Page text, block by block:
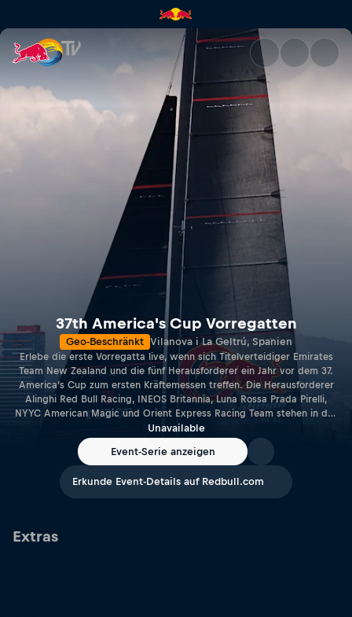
37. America's Cup
37th America's Cup Vorregatten
Geo-Beschränkt Vilanova i La Geltrú, Spanien
Erlebe die erste Vorregatta live, wenn sich Titelverteidiger Emirates
Team New Zealand und die fünf Herausforderer ein Jahr vor dem 37.
America’s Cup zum ersten Kräftemessen treffen. Die Herausforderer
Alinghi Red Bull Racing, INEOS Britannia, Luna Rossa Prada Pirelli,
NYYC American Magic und Orient Express Racing Team stehen in der
katalanischen Hafenstadt an der Startlinie. Nur die beiden besten
Mannschaften ziehen in das K.-o.-Duell am Sonntag ein.
Unavailable
Event-Serie anzeigen
Erkunde Event-Details auf Redbull.com
Extras